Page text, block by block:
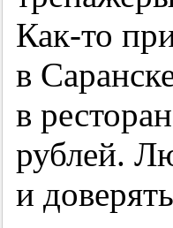
Как-то
в
в
рублей.
и